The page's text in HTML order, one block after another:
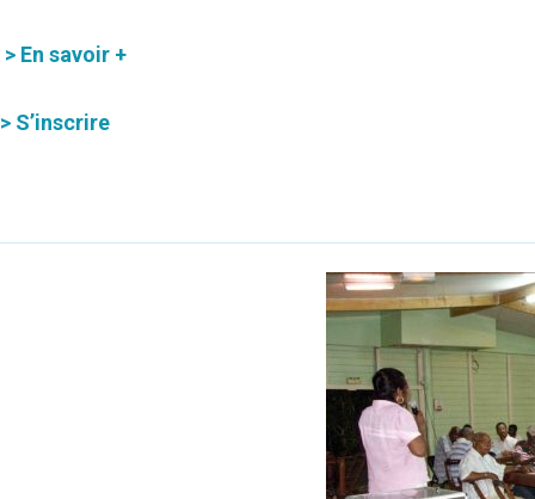
> En savoir +
> S’inscrire